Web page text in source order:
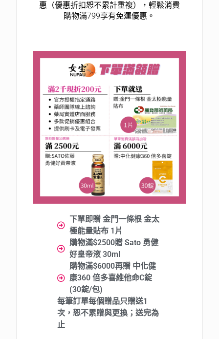
惠（優惠折扣恕不累計重複），輕鬆消費
購物滿799享有免運優惠。
下單即贈 金門一條根 金太
極能量貼布 1片
購物滿$2500贈 Sato 勇健
好皇帝液 30ml
購物滿$6000再贈 中化健
康360 倍多喜維他命C錠
(30錠/包)
每筆訂單每個贈品只贈送1
次，恕不累贈與更換；送完為
止